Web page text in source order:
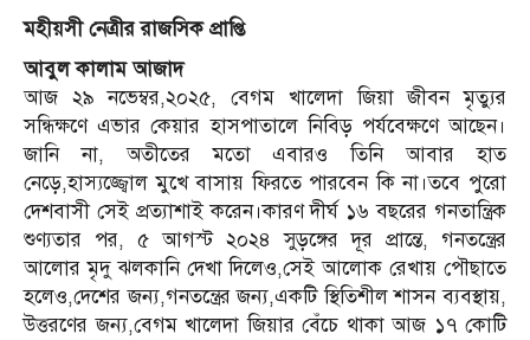
মহীয়সী নেত্রীর রাজসিক প্রাপ্তি
আবুল কালাম আজাদ
আজ ২৯ নভেম্বর,২০২৫, বেগম খালেদা জিয়া জীবন মৃত্যুর
সন্ধিক্ষণে এভার কেয়ার হাসপাতালে নিবিড় পর্যবেক্ষণে আছেন।
জানি না, অতীতের মতো এবারও তিনি আবার হাত
নেড়ে,হাস্যজ্জ্বোল মুখে বাসায় ফিরতে পারবেন কি না।তবে পুরো
দেশবাসী সেই প্রত্যাশাই করেন।কারণ দীর্ঘ ১৬ বছরের গনতান্ত্রিক
শুণ্যতার পর, ৫ আগস্ট ২০২৪ সুড়ঙ্গের দূর প্রান্তে, গনতন্ত্রের
আলোর মৃদু ঝলকানি দেখা দিলেও,সেই আলোক রেখায় পৌছাতে
হলেও,দেশের জন্য,গনতন্ত্রের জন্য,একটি স্থিতিশীল শাসন ব্যবস্থায়,
উত্তরণের জন্য,বেগম খালেদা জিয়ার বেঁচে থাকা আজ ১৭ কোটি